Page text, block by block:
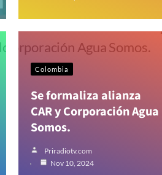
Colombia
Se formaliza alianza
CAR y Corporación Agua
Somos.
Priradiotv.com
Nov 10, 2024